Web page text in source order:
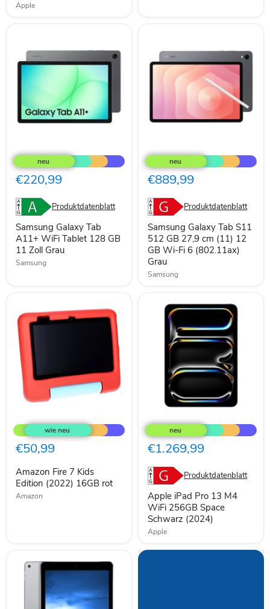
Apple
Galaxy
Tab
A11+
WiFi
Tablet
128
GB
11
Zoll
Grau
€220,99
Produktdatenblatt
Samsung Galaxy Tab
A11+ WiFi Tablet 128 GB
11 Zoll Grau
Samsung
Galaxy
Tab
S11
512
GB
27,9
cm
(11)
12
GB
Wi-
Fi
6
€889,99
Produktdatenblatt
Samsung Galaxy Tab S11
512 GB 27,9 cm (11) 12
GB Wi-Fi 6 (802.11ax)
Grau
Samsung
Fire
7
Kids
Edition
16GB
rot
€50,99
Amazon Fire 7 Kids
Edition (2022) 16GB rot
Amazon
iPad
Pro
13
M4
WiFi
256GB
Space
Schwarz
(2024)
€1.269,99
Produktdatenblatt
Apple iPad Pro 13 M4
WiFi 256GB Space
Schwarz (2024)
Apple